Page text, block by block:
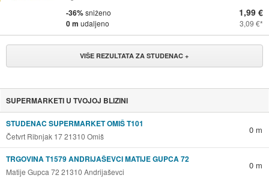
-36%sniženo
0 m udaljeno
1,99 €
3,09 €
VIŠE REZULTATA ZA STUDENAC +
SUPERMARKETI U TVOJOJ BLIZINI
STUDENAC SUPERMARKET OMIŠ T101
Četvrt Ribnjak 17 21310 Omiš
0 m
TRGOVINA T1579 ANDRIJAŠEVCI MATIJE GUPCA 72
Matije Gupca 72 21310 Andrijaševci
0 m